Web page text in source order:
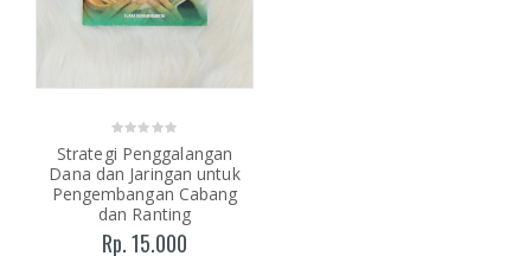
Strategi Penggalangan
Dana dan Jaringan untuk
Pengembangan Cabang
dan Ranting
Rp. 15.000